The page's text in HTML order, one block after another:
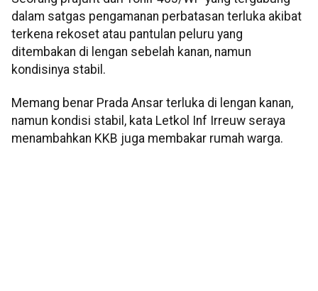
dalam satgas pengamanan perbatasan terluka akibat
terkena rekoset atau pantulan peluru yang
ditembakan di lengan sebelah kanan, namun
kondisinya stabil.
Memang benar Prada Ansar terluka di lengan kanan,
namun kondisi stabil, kata Letkol Inf Irreuw seraya
menambahkan KKB juga membakar rumah warga.